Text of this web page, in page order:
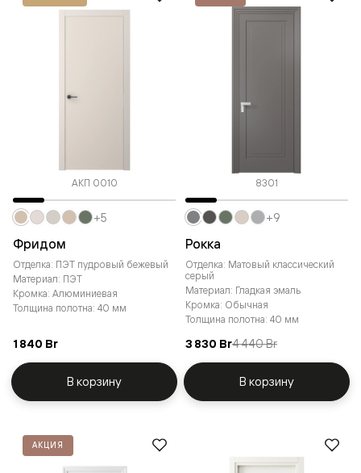
АКП 0010
Фридом
Отделка: ПЭТ пудровый бежевый
Материал: ПЭТ
Кромка: Алюминиевая
Толщина полотна: 40 мм
1 840 Br
+5
В корзину
8301
Рокка
Отделка: Матовый классический
серый
Материал: Гладкая эмаль
Кромка: Обычная
Толщина полотна: 40 мм
3 830 Br4 440 Br
+9
В корзину
АКЦИЯ